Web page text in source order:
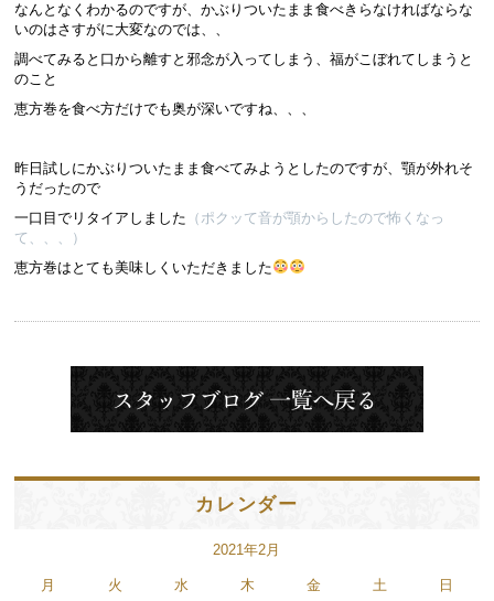
なんとなくわかるのですが、かぶりついたまま食べきらなければならな
いのはさすがに大変なのでは、、
調べてみると口から離すと邪念が入ってしまう、福がこぼれてしまうと
のこと
恵方巻を食べ方だけでも奥が深いですね、、、
昨日試しにかぶりついたまま食べてみようとしたのですが、顎が外れそ
うだったので
一口目でリタイアしました （ポクッて音が顎からしたので怖くなっ
て、、、）
恵方巻はとても美味しくいただきました
カレンダー
2021年2月
月 火 水 木 金 土 日